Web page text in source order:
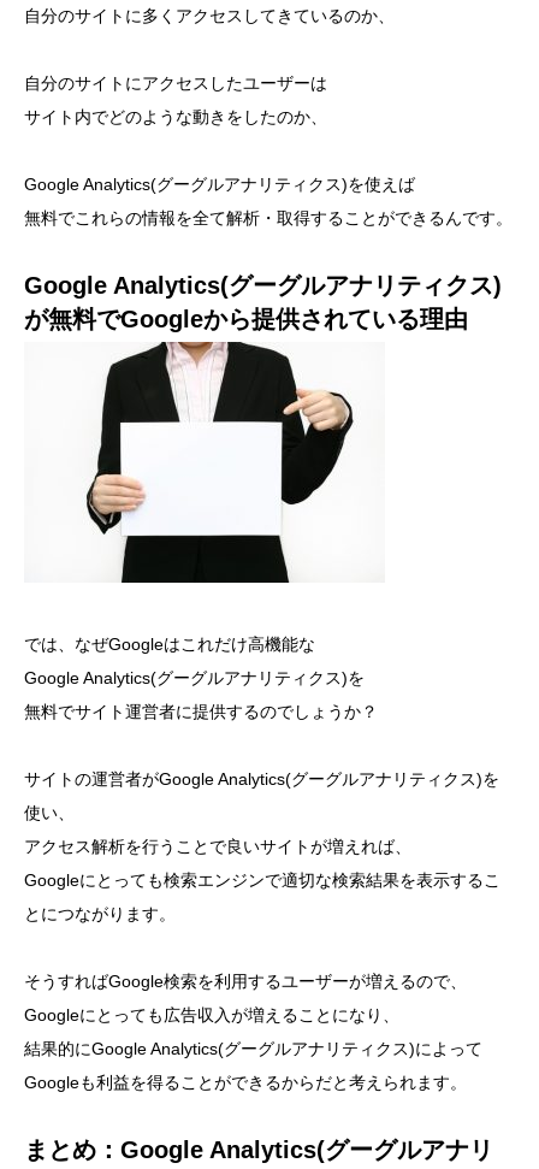
自分のサイトに多くアクセスしてきているのか、
自分のサイトにアクセスしたユーザーは
サイト内でどのような動きをしたのか、
Google Analytics(グーグルアナリティクス)を使えば
無料でこれらの情報を全て解析・取得することができるんです。
Google Analytics(グーグルアナリティクス)
が無料でGoogleから提供されている理由
では、なぜGoogleはこれだけ高機能な
Google Analytics(グーグルアナリティクス)を
無料でサイト運営者に提供するのでしょうか？
サイトの運営者がGoogle Analytics(グーグルアナリティクス)を
使い、
アクセス解析を行うことで良いサイトが増えれば、
Googleにとっても検索エンジンで適切な検索結果を表示するこ
とにつながります。
そうすればGoogle検索を利用するユーザーが増えるので、
Googleにとっても広告収入が増えることになり、
結果的にGoogle Analytics(グーグルアナリティクス)によって
Googleも利益を得ることができるからだと考えられます。
まとめ：Google Analytics(グーグルアナリ